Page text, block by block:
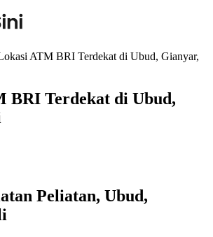
ATM BRI Terdekat di Ubud, Gianyar,
BRI Terdekat di Ubud,
Peliatan, Ubud,